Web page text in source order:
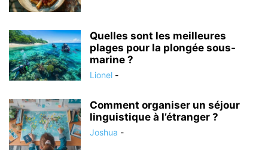
Quelles sont les meilleures
plages pour la plongée sous-
marine ?
Lionel -
Comment organiser un séjour
linguistique à l’étranger ?
Joshua -